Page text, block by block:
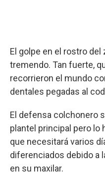
El golpe en el rostro
tremendo. Tan fuerte,
recorrieron el mundo
dentales pegadas al
El defensa colchonero
plantel principal pero lo
que necesitará varios
diferenciados debido a
en su maxilar.